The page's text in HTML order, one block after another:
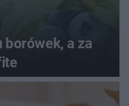
borówek, a za